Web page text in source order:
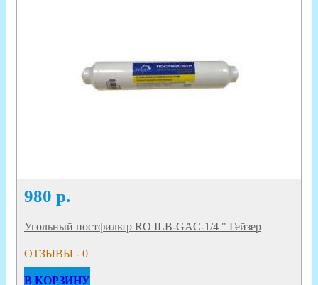
980 р.
Угольный постфильтр RO ILB-GAC-1/4 " Гейзер
ОТЗЫВЫ - 0
В КОРЗИНУ